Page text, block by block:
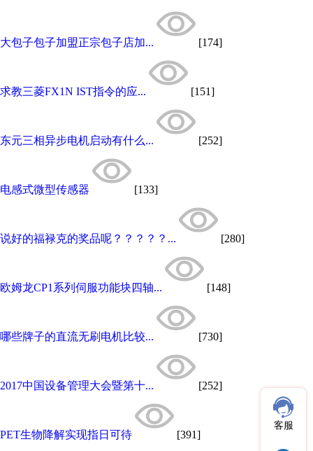
大包子包子加盟正宗包子店加... [174]
求教三菱FX1N IST指令的应... [151]
东元三相异步电机启动有什么... [252]
电感式微型传感器 [133]
说好的福禄克的奖品呢？？？？？... [280]
欧姆龙CP1系列伺服功能块四轴... [148]
哪些牌子的直流无刷电机比较... [730]
2017中国设备管理大会暨第十... [252]
PET生物降解实现指日可待 [391]
客服